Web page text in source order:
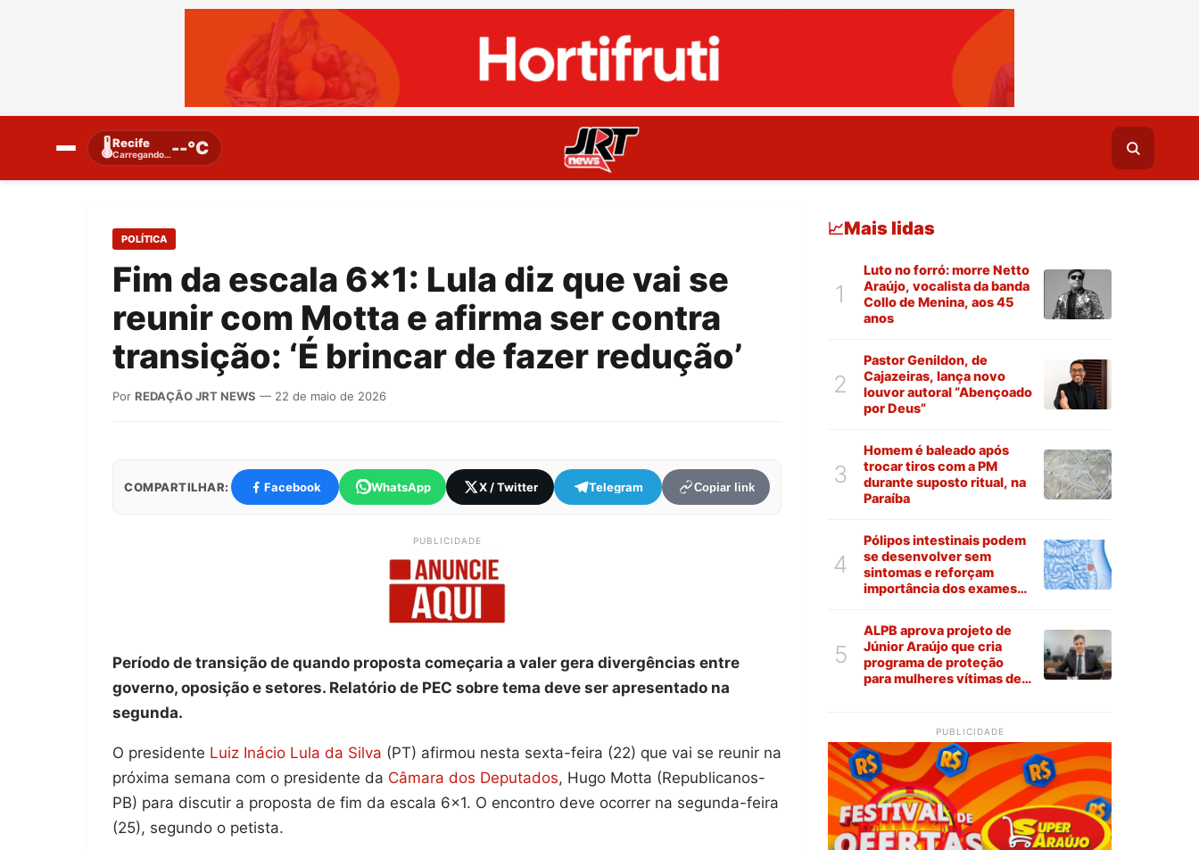
🌡️Recife
Carregando…--°C
POLÍTICA
Fim da escala 6×1: Lula diz que vai se
reunir com Motta e afirma ser contra
transição: ‘É brincar de fazer redução’
Por REDAÇÃO JRT NEWS — 22 de maio de 2026
COMPARTILHAR: Facebook WhatsApp X / Twitter Telegram Copiar link
PUBLICIDADE
Período de transição de quando proposta começaria a valer gera divergências entre
governo, oposição e setores. Relatório de PEC sobre tema deve ser apresentado na
segunda.
O presidente Luiz Inácio Lula da Silva (PT) afirmou nesta sexta-feira (22) que vai se reunir na
próxima semana com o presidente da Câmara dos Deputados, Hugo Motta (Republicanos-
PB) para discutir a proposta de fim da escala 6×1. O encontro deve ocorrer na segunda-feira
(25), segundo o petista.
📈Mais lidas
1
Luto no forró: morre Netto
Araújo, vocalista da banda
Collo de Menina, aos 45
anos
2
Pastor Genildon, de
Cajazeiras, lança novo
louvor autoral “Abençoado
por Deus”
3
Homem é baleado após
trocar tiros com a PM
durante suposto ritual, na
Paraíba
4
Pólipos intestinais podem
se desenvolver sem
sintomas e reforçam
importância dos exames
5
ALPB aprova projeto de
Júnior Araújo que cria
programa de proteção
para mulheres vítimas de
PUBLICIDADE